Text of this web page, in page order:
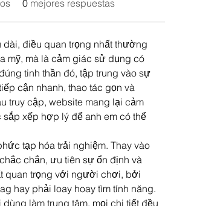
0 mejores respuestas
dài, điều quan trọng nhất thường
mỹ, mà là cảm giác sử dụng có
tinh thần đó, tập trung vào sự
cận nhanh, thao tác gọn và
truy cập, website mang lại cảm
xếp hợp lý để anh em có thể
tạp hóa trải nghiệm. Thay vào
chắn, ưu tiên sự ổn định và
quan trọng với người chơi, bởi
hay phải loay hoay tìm tính năng.
làm trung tâm, mọi chi tiết đều